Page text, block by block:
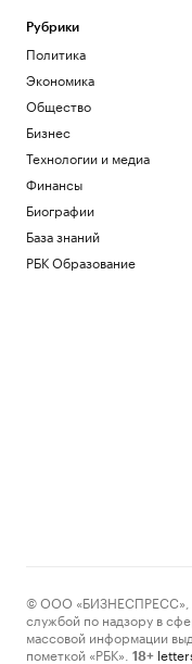
Рубрики
Политика
Экономика
Общество
Бизнес
Технологии и медиа
Финансы
Биографии
База знаний
РБК Образование
© ООО «БИЗНЕСПРЕСС»,
службой по надзору в
массовой информации
пометкой «РБК».
18+